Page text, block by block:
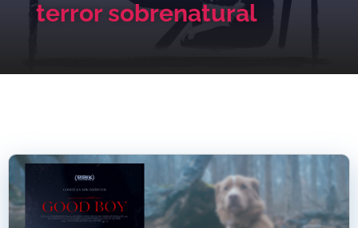
terror sobrenatural